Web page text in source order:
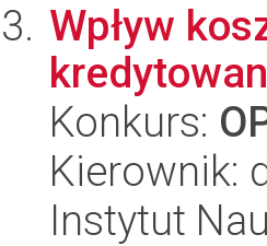
Wpływ
Konkurs:
Kierownik:
Instytut